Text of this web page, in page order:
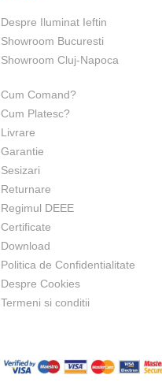
Despre Iluminat Ieftin
Showroom Bucuresti
Showroom Cluj-Napoca
Cum Comand?
Cum Platesc?
Livrare
Garantie
Sesizari
Returnare
Regimul DEEE
Certificate
Download
Politica de Confidentialitate
Despre Cookies
Termeni si conditii